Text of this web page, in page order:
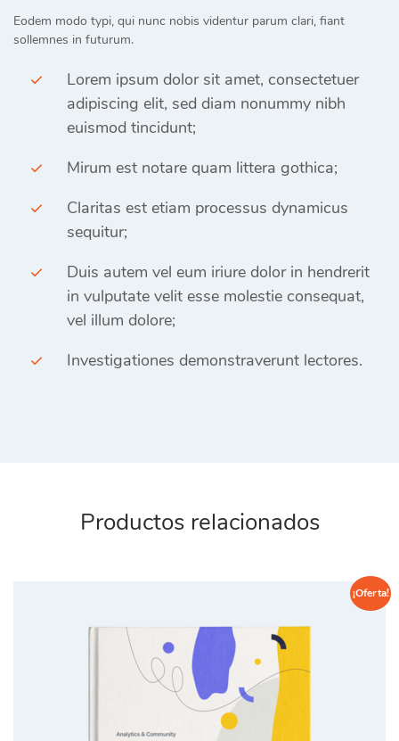
Eodem modo typi, qui nunc nobis videntur parum clari, fiant
sollemnes in futurum.
Lorem ipsum dolor sit amet, consectetuer
adipiscing elit, sed diam nonummy nibh
euismod tincidunt;
Mirum est notare quam littera gothica;
Claritas est etiam processus dynamicus
sequitur;
Duis autem vel eum iriure dolor in hendrerit
in vulputate velit esse molestie consequat,
vel illum dolore;
Investigationes demonstraverunt lectores.
Productos relacionados
¡Oferta!